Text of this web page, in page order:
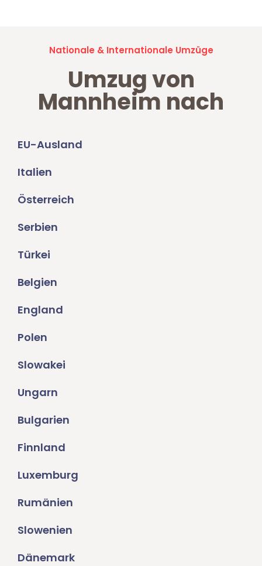
Nationale & Internationale Umzüge
Umzug von
Mannheim nach
EU-Ausland
Italien
Österreich
Serbien
Türkei
Belgien
England
Polen
Slowakei
Ungarn
Bulgarien
Finnland
Luxemburg
Rumänien
Slowenien
Dänemark